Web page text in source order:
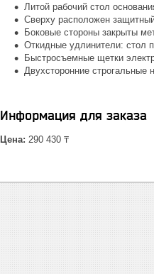
Литой рабочий стол
Сверху расположен
Боковые стороны закрыты
Откидные удлинители: стол
Быстросъемные щетки
Двухсторонние строгальные
Информация для заказа
Цена: 290 430 ₸